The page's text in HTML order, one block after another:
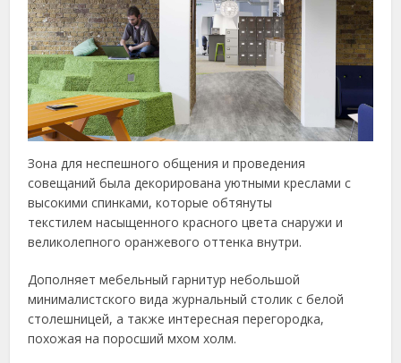
Зона для неспешного общения и проведения
совещаний была декорирована уютными креслами с
высокими спинками, которые обтянуты
текстилем насыщенного красного цвета снаружи и
великолепного оранжевого оттенка внутри.
Дополняет мебельный гарнитур небольшой
минималистского вида журнальный столик с белой
столешницей, а также интересная перегородка,
похожая на поросший мхом холм.